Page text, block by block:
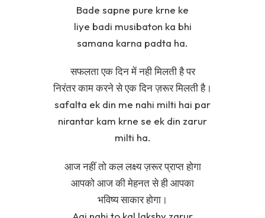
Bade sapne pure krne ke
liye badi musibaton ka bhi
samana karna padta ha.
सफलता एक दिन में नही मिलती है पर
निरंतर काम करने से एक दिन ज़रूर मिलती है।
safalta ek din me nahi milti hai par
nirantar kam krne se ek din zarur
milti ha.
आज नहीं तो कल लक्ष्य ज़रूर प्राप्त होगा
आपको आज की मेहनत से ही आपका
भविष्य साकार होगा।